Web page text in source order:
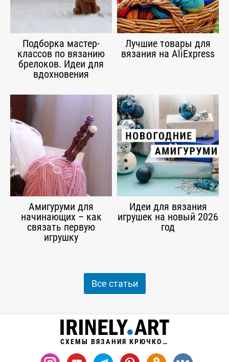
Подборка мастер-
классов по вязанию
брелоков. Идеи для
вдохновения
Лучшие товары для
вязания на AliExpress
Амигуруми для
начинающих – как
связать первую
игрушку
Идеи для вязания
игрушек на новый 2026
год
Все статьи
СХЕМЫ ВЯЗАНИЯ КРЮЧКОМ